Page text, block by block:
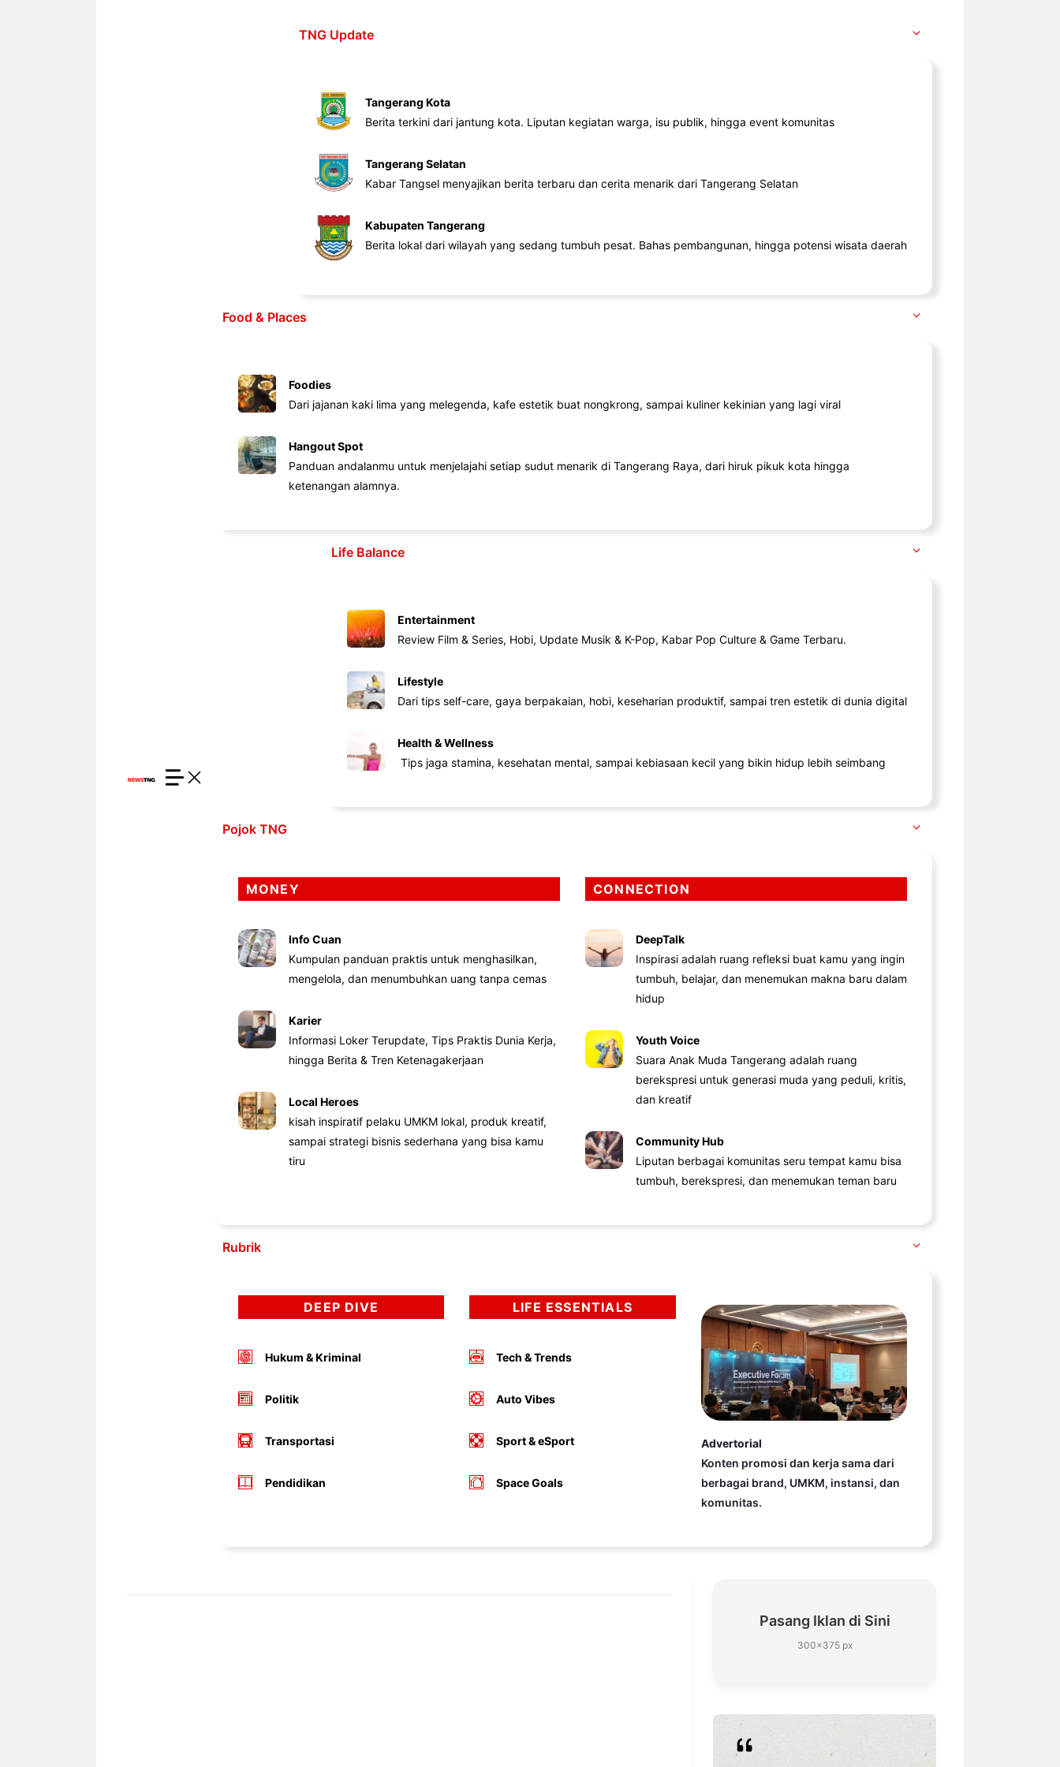
TNG Update
Tangerang Kota
Berita terkini dari jantung kota. Liputan kegiatan warga, isu publik, hingga event komunitas
Tangerang Selatan
Kabar Tangsel menyajikan berita terbaru dan cerita menarik dari Tangerang Selatan
Kabupaten Tangerang
Berita lokal dari wilayah yang sedang tumbuh pesat. Bahas pembangunan, hingga potensi wisata daerah
Food & Places
Foodies
Dari jajanan kaki lima yang melegenda, kafe estetik buat nongkrong, sampai kuliner kekinian yang lagi viral
Hangout Spot
Panduan andalanmu untuk menjelajahi setiap sudut menarik di Tangerang Raya, dari hiruk pikuk kota hingga
ketenangan alamnya.
Life Balance
Entertainment
Review Film & Series, Hobi, Update Musik & K-Pop, Kabar Pop Culture & Game Terbaru.
Lifestyle
Dari tips self-care, gaya berpakaian, hobi, keseharian produktif, sampai tren estetik di dunia digital
Health & Wellness
Tips jaga stamina, kesehatan mental, sampai kebiasaan kecil yang bikin hidup lebih seimbang
Pojok TNG
MONEY
Info Cuan
Kumpulan panduan praktis untuk menghasilkan,
mengelola, dan menumbuhkan uang tanpa cemas
Karier
Informasi Loker Terupdate, Tips Praktis Dunia Kerja,
hingga Berita & Tren Ketenagakerjaan
Local Heroes
kisah inspiratif pelaku UMKM lokal, produk kreatif,
sampai strategi bisnis sederhana yang bisa kamu
tiru
CONNECTION
DeepTalk
Inspirasi adalah ruang refleksi buat kamu yang ingin
tumbuh, belajar, dan menemukan makna baru dalam
hidup
Youth Voice
Suara Anak Muda Tangerang adalah ruang
berekspresi untuk generasi muda yang peduli, kritis,
dan kreatif
Community Hub
Liputan berbagai komunitas seru tempat kamu bisa
tumbuh, berekspresi, dan menemukan teman baru
Rubrik
DEEP DIVE
Hukum & Kriminal
Politik
Transportasi
Pendidikan
LIFE ESSENTIALS
Tech & Trends
Auto Vibes
Sport & eSport
Space Goals
Advertorial
Konten promosi dan kerja sama dari
berbagai brand, UMKM, instansi, dan
komunitas.
Pasang Iklan di Sini
300×375 px